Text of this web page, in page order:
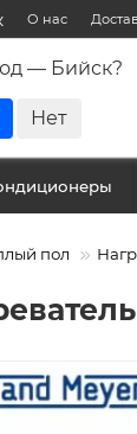
— Бийск?
О нас
пол